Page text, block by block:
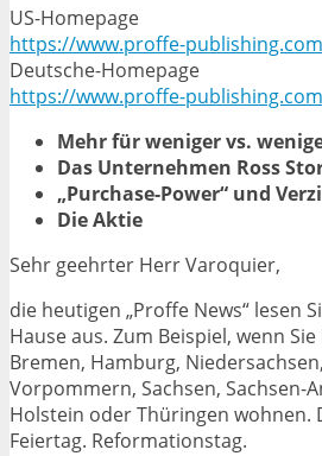
US-Homepage
https://www.proffe-
Deutsche-Homepage
https://www.proffe-
Mehr für weniger vs.
Das Unternehmen Ross
„Purchase-Power“ und
Die Aktie
Sehr geehrter Herr Varoquier,
die heutigen „Proffe News“ lesen
Hause aus. Zum Beispiel, wenn
Bremen, Hamburg,
Vorpommern, Sachsen, Sachsen-
Holstein oder Thüringen wohnen.
Feiertag. Reformationstag.